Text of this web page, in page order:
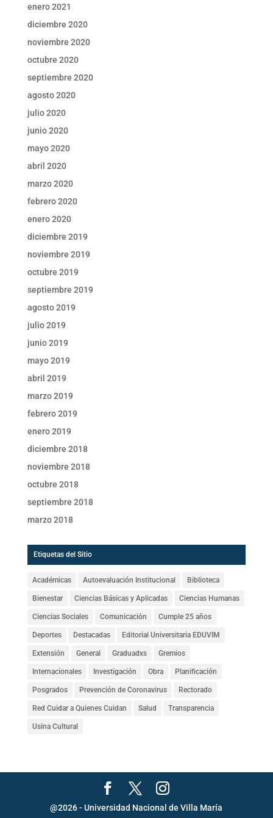
enero 2021
diciembre 2020
noviembre 2020
octubre 2020
septiembre 2020
agosto 2020
julio 2020
junio 2020
mayo 2020
abril 2020
marzo 2020
febrero 2020
enero 2020
diciembre 2019
noviembre 2019
octubre 2019
septiembre 2019
agosto 2019
julio 2019
junio 2019
mayo 2019
abril 2019
marzo 2019
febrero 2019
enero 2019
diciembre 2018
noviembre 2018
octubre 2018
septiembre 2018
marzo 2018
Etiquetas del Sitio
Académicas Autoevaluación Institucional Biblioteca
Bienestar Ciencias Básicas y Aplicadas Ciencias Humanas
Ciencias Sociales Comunicación Cumple 25 años
Deportes Destacadas Editorial Universitaria EDUVIM
Extensión General Graduadxs Gremios
Internacionales Investigación Obra Planificación
Posgrados Prevención de Coronavirus Rectorado
Red Cuidar a Quienes Cuidan Salud Transparencia
Usina Cultural
@2026 - Universidad Nacional de Villa María